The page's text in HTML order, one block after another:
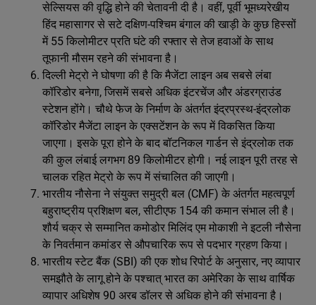
सेल्सियस की वृद्धि होने की चेतावनी दी है। वहीं, पूर्वी भूमध्यरेखीय
हिंद महासागर से सटे दक्षिण-पश्चिम बंगाल की खाड़ी के कुछ हिस्सों
में 55 किलोमीटर प्रति घंटे की रफ्तार से तेज हवाओं के साथ
तूफानी मौसम रहने की संभावना है।
दिल्ली मेट्रो ने घोषणा की है कि मैजेंटा लाइन अब सबसे लंबा
कॉरिडोर बनेगा, जिसमें सबसे अधिक इंटरचेंज और अंडरग्राउंड
स्टेशन होंगे। चौथे फेज के निर्माण के अंतर्गत इंद्रप्रस्थ-इंद्रलोक
कॉरिडोर मैजेंटा लाइन के एक्सटेंशन के रूप में विकसित किया
जाएगा। इसके पूरा होने के बाद बॉटनिकल गार्डन से इंद्रलोक तक
की कुल लंबाई लगभग 89 किलोमीटर होगी। नई लाइन पूरी तरह से
चालक रहित मेट्रो के रूप में संचालित की जाएगी।
भारतीय नौसेना ने संयुक्त समुद्री बल (CMF) के अंतर्गत महत्वपूर्ण
बहुराष्ट्रीय प्रशिक्षण बल, सीटीएफ 154 की कमान संभाल ली है।
शौर्य चक्र से सम्मानित कमोडोर मिलिंद एम मोकाशी ने इटली नौसेना
के निवर्तमान कमांडर से औपचारिक रूप से पदभार ग्रहण किया।
भारतीय स्टेट बैंक (SBI) की एक शोध रिपोर्ट के अनुसार, नए व्यापार
समझौते के लागू होने के पश्चात् भारत का अमेरिका के साथ वार्षिक
व्यापार अधिशेष 90 अरब डॉलर से अधिक होने की संभावना है।